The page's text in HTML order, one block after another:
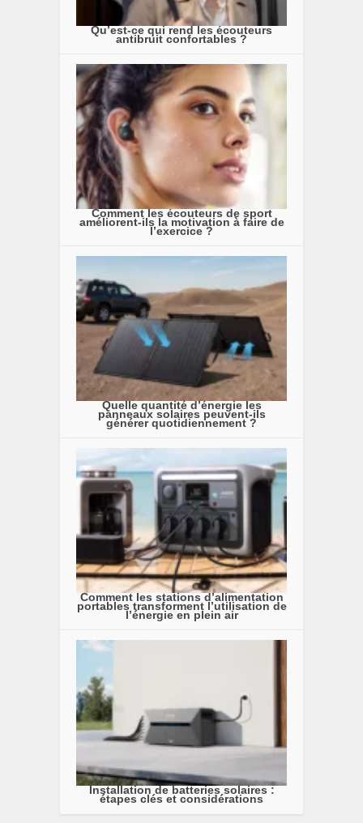
Qu’est-ce qui rend les écouteurs
antibruit confortables ?
Comment les écouteurs de sport
améliorent-ils la motivation à faire de
l’exercice ?
Quelle quantité d’énergie les
panneaux solaires peuvent-ils
générer quotidiennement ?
Comment les stations d’alimentation
portables transforment l’utilisation de
l’énergie en plein air
Installation de batteries solaires :
étapes clés et considérations